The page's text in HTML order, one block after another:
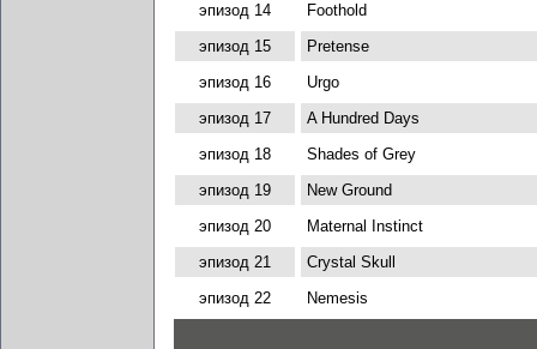
эпизод 14
Foothold
эпизод 15
Pretense
эпизод 16
Urgo
эпизод 17
A Hundred Days
эпизод 18
Shades of Grey
эпизод 19
New Ground
эпизод 20
Maternal Instinct
эпизод 21
Crystal Skull
эпизод 22
Nemesis